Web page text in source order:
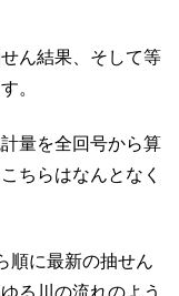
ん結果、そして等
。
量を全回号から算
ちらはなんとなく
順に最新の抽せん